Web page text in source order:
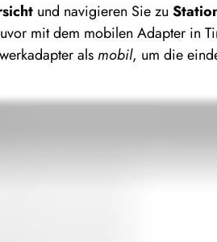
und navigieren Sie zu
mit dem mobilen Adapter in
alsmobil, um die